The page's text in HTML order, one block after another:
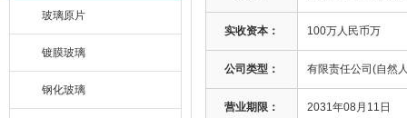
实收资本： 100万人民币万
公司类型： 有限责任公司(自然
营业期限： 2031年08月11日
玻璃原片
镀膜玻璃
钢化玻璃